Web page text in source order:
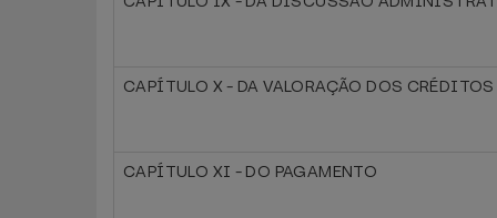
CAPÍTULO X - DA VALORAÇÃO DOS CRÉDITOS
CAPÍTULO XI - DO PAGAMENTO